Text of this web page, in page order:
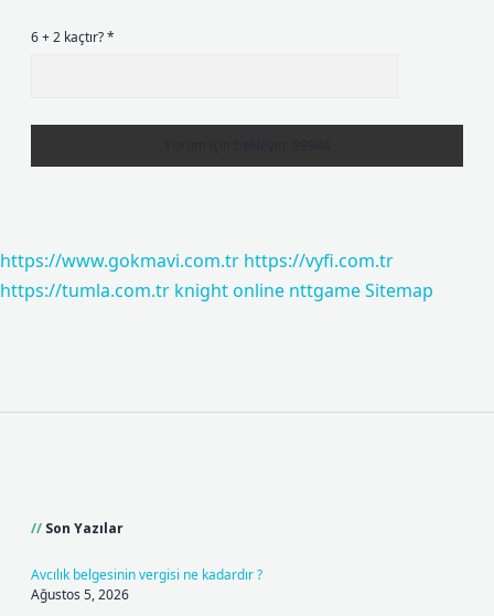
6 + 2 kaçtır?*
https://www.gokmavi.com.tr https://vyfi.com.tr
https://tumla.com.tr knight online nttgameSitemap
Son Yazılar
Avcılık belgesinin vergisi ne kadardır ?
Ağustos 5, 2026